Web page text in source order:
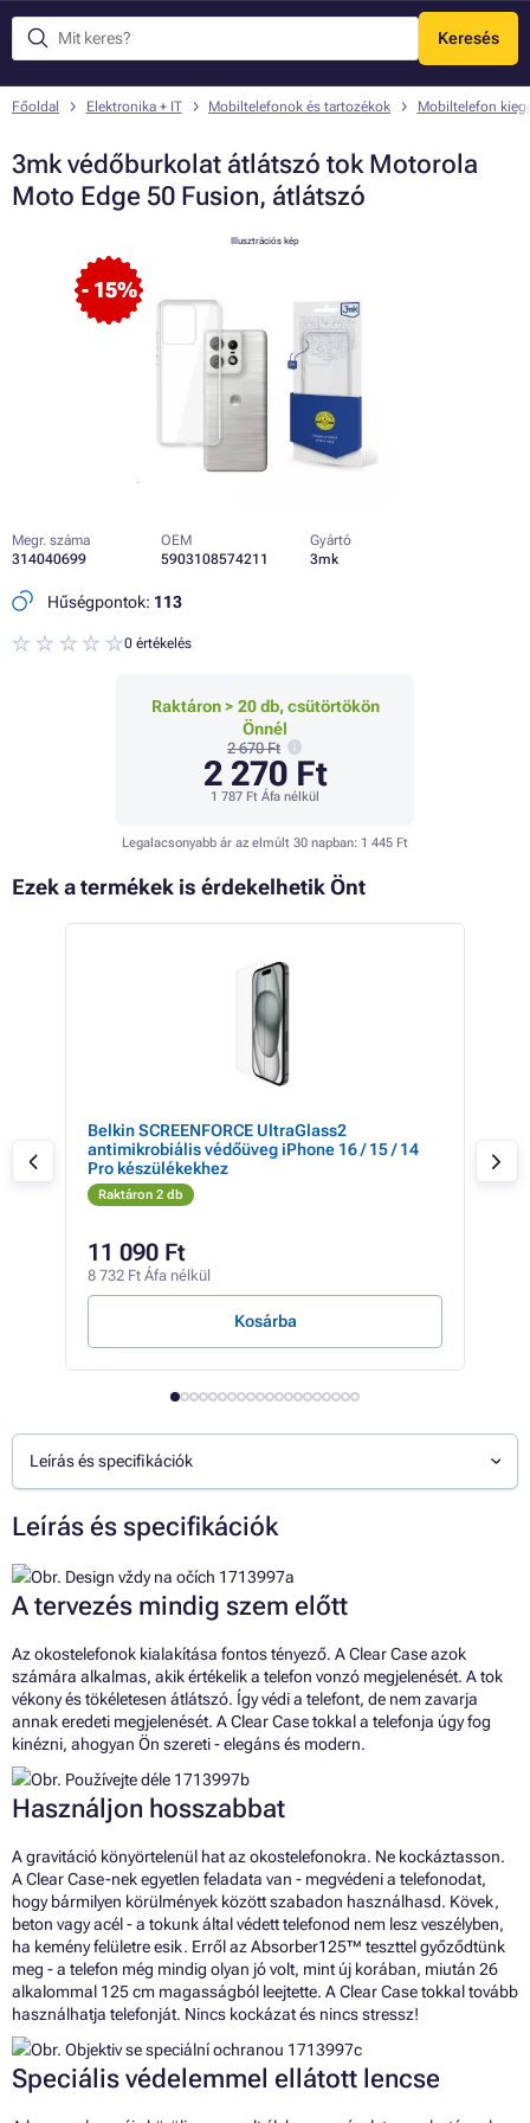
Keresés
Menü
Főoldal Elektronika + IT Mobiltelefonok és tartozékok Mobiltelefon
3mk védőburkolat átlátszó tok Motorola
Moto Edge 50 Fusion, átlátszó
- 15%
Illusztrációs kép
Megr. száma
314040699
OEM
5903108574211
Gyártó
3mk
Hűségpontok: 113
0 értékelés
Raktáron > 20 db, csütörtökön
Önnél
2 670 Ft
2 270 Ft
1 787 Ft Áfa nélkül
Legalacsonyabb ár az elmúlt 30 napban: 1 445 Ft
Ezek a termékek is érdekelhetik Önt
Belkin SCREENFORCE UltraGlass2
antimikrobiális védőüveg iPhone 16 / 15 / 14
Pro készülékekhez
Raktáron 2 db
11 090 Ft
8 732 Ft Áfa nélkül
Kosárba
Leírás és specifikációk
Leírás és specifikációk
A tervezés mindig szem előtt
Az okostelefonok kialakítása fontos tényező. A Clear Case azok
számára alkalmas, akik értékelik a telefon vonzó megjelenését. A tok
vékony és tökéletesen átlátszó. Így védi a telefont, de nem zavarja
annak eredeti megjelenését. A Clear Case tokkal a telefonja úgy fog
kinézni, ahogyan Ön szereti - elegáns és modern.
Használjon hosszabbat
A gravitáció könyörtelenül hat az okostelefonokra. Ne kockáztasson.
A Clear Case-nek egyetlen feladata van - megvédeni a telefonodat,
hogy bármilyen körülmények között szabadon használhasd. Kövek,
beton vagy acél - a tokunk által védett telefonod nem lesz veszélyben,
ha kemény felületre esik. Erről az Absorber125™ teszttel győződtünk
meg - a telefon még mindig olyan jó volt, mint új korában, miután 26
alkalommal 125 cm magasságból leejtette. A Clear Case tokkal tovább
használhatja telefonját. Nincs kockázat és nincs stressz!
Speciális védelemmel ellátott lencse